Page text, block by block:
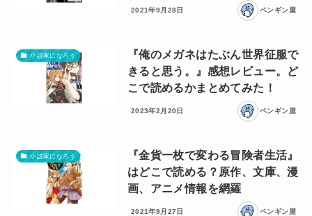
2021年9月28日 ペンギン屋
小説家になろう
『俺のメガネはたぶん世界征服で
きると思う。』感想レビュー。ど
こで読めるかまとめてみた！
2023年2月20日 ペンギン屋
小説家になろう
『金貨一枚で変わる冒険者生活』
はどこで読める？原作、文庫、漫
画、アニメ情報を網羅
2021年9月27日 ペンギン屋